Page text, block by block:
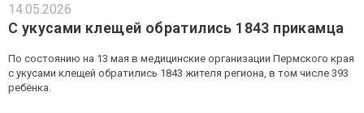
14.05.2026
С укусами клещей обратились 1843 прикамца
По состоянию на 13 мая в медицинские организации Пермского края
с укусами клещей обратились 1843 жителя региона, в том числе 393
ребёнка.